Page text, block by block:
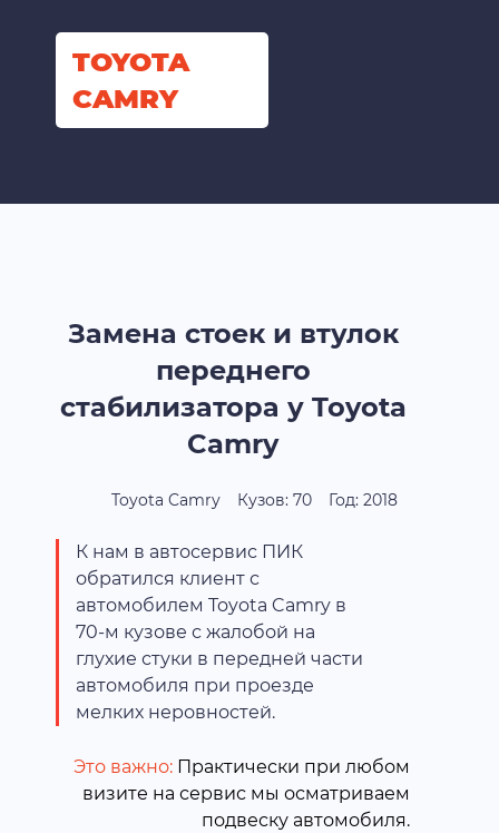
TOYOTA
CAMRY
Замена стоек и втулок
переднего
стабилизатора у Toyota
Camry
Toyota Camry Кузов: 70 Год: 2018
К нам в автосервис ПИК
обратился клиент с
автомобилем Toyota Camry в
70-м кузове с жалобой на
глухие стуки в передней части
автомобиля при проезде
мелких неровностей.
Это важно: Практически при любом
визите на сервис мы осматриваем
подвеску автомобиля.